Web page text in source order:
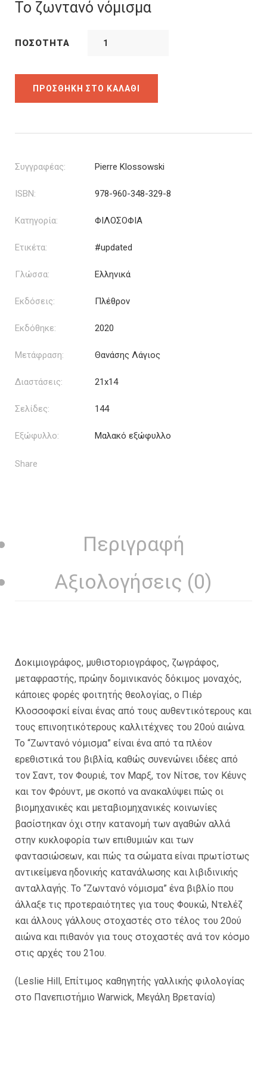
Το ζωντανό νόμισμα
ΠΟΣΌΤΗΤΑ
ΠΡΟΣΘΉΚΗ ΣΤΟ ΚΑΛΆΘΙ
Συγγραφέας: Pierre Klossowski
ISBN: 978-960-348-329-8
Κατηγορία: ΦΙΛΟΣΟΦΙΑ
Ετικέτα: #updated
Γλώσσα: Ελληνικά
Εκδόσεις: Πλέθρον
Εκδόθηκε: 2020
Μετάφραση: Θανάσης Λάγιος
Διαστάσεις: 21x14
Σελίδες: 144
Εξώφυλλο: Μαλακό εξώφυλλο
Share
Περιγραφή
Αξιολογήσεις (0)
Δοκιμιογράφος, μυθιστοριογράφος, ζωγράφος,
μεταφραστής, πρώην δομινικανός δόκιμος μοναχός,
κάποιες φορές φοιτητής θεολογίας, ο Πιέρ
Κλοσσοφσκί είναι ένας από τους αυθεντικότερους και
τους επινοητικότερους καλλιτέχνες του 20ού αιώνα.
Το “Ζωντανό νόμισμα” είναι ένα από τα πλέον
ερεθιστικά του βιβλία, καθώς συνενώνει ιδέες από
τον Σαντ, τον Φουριέ, τον Μαρξ, τον Νίτσε, τον Κέυνς
και τον Φρόυντ, με σκοπό να ανακαλύψει πώς οι
βιομηχανικές και μεταβιομηχανικές κοινωνίες
βασίστηκαν όχι στην κατανομή των αγαθών αλλά
στην κυκλοφορία των επιθυμιών και των
φαντασιώσεων, και πώς τα σώματα είναι πρωτίστως
αντικείμενα ηδονικής κατανάλωσης και λιβιδινικής
ανταλλαγής. Το “Ζωντανό νόμισμα” ένα βιβλίο που
άλλαξε τις προτεραιότητες για τους Φουκώ, Ντελέζ
και άλλους γάλλους στοχαστές στο τέλος του 20ού
αιώνα και πιθανόν για τους στοχαστές ανά τον κόσμο
στις αρχές του 21ου.
(Leslie Hill, Επίτιμος καθηγητής γαλλικής φιλολογίας
στο Πανεπιστήμιο Warwick, Μεγάλη Βρετανία)